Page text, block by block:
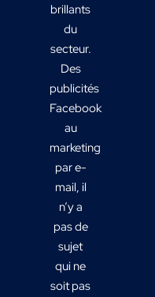
brillants
du
secteur.
Des
publicités
Facebook
au
marketing
par e-
mail, il
n’y a
pas de
sujet
qui ne
soit pas